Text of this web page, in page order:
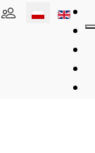
Wybierz swój